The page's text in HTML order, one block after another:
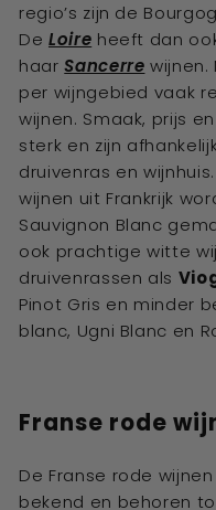
regio’s zijn de
De Loire heeft dan
haar Sancerre
per wijngebied vaak
wijnen. Smaak, prijs
sterk en zijn
druivenras en
wijnen uit Frankrijk
Sauvignon Blanc
ook prachtige witte
druivenrassen als
Pinot Gris en minder
blanc, Ugni Blanc en
Franse rode
De Franse rode
bekend en behoren